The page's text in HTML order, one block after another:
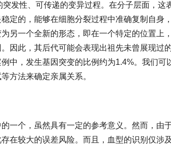
发性、可传递的变异过程。在分子层面，这
定的，能够在细胞分裂过程中准确复制自身
另一个全新的形态，即在一个特定的位置上
因此，其后代可能会表现出祖先未曾展现过
中，发生基因突变的比例约为1.4%。我们可
方法来确定亲属关系。
一个，虽然具有一定的参考意义。然而，由
在较大的误差风险。而且，血型的识别仅涉